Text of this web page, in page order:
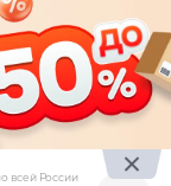
всей России